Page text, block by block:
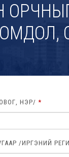
НЭР/ *
/ИРГЭНИЙ